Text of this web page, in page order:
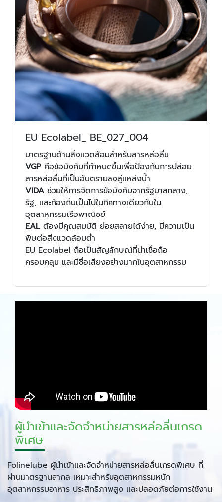
EU Ecolabel_ BE_027_004
มาตรฐานด้านสิ่งแวดล้อมสำหรับสารหล่อลื่น
VGP คือข้อบังคับที่กำหนดขึ้นเพื่อป้องกันการปล่อย
สารหล่อลื่นที่เป็นอันตรายลงสู่แหล่งน้ำ
VIDA ช่วยให้การจัดการข้อบังคับจากรัฐบาลกลาง,
รัฐ, และท้องถิ่นเป็นไปในทิศทางเดียวกันใน
อุตสาหกรรมเรือพาณิชย์
EAL ต้องมีคุณสมบัติ ย่อยสลายได้ง่าย, มีความเป็น
พิษต่อสิ่งแวดล้อมต่ำ
EU Ecolabel ถือเป็นสัญลักษณ์ที่น่าเชื่อถือ
ครอบคลุม และมีชื่อเสียงอย่างมากในอุตสาหกรรม
ผู้นำเข้าและจัดจำหน่ายสารหล่อลื่นเกรด
พิเศษ
Folinelube ผู้นำเข้าและจัดจำหน่ายสารหล่อลื่นเกรดพิเศษ ที่
ผ่านมาตรฐานสากล เหมาะสำหรับอุตสาหกรรมหนัก
อุตสาหกรรมอาหาร ประสิทธิภาพสูง และปลอดภัยต่อการใช้งาน